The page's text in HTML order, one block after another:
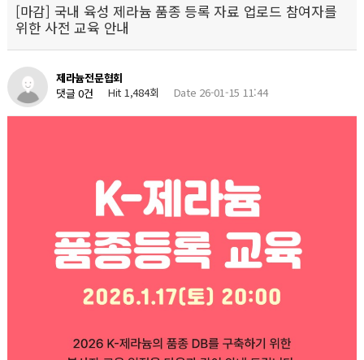
[마감] 국내 육성 제라늄 품종 등록 자료 업로드 참여자를
위한 사전 교육 안내
제라늄전문협회
댓글 0건
Hit 1,484회 Date 26-01-15 11:44